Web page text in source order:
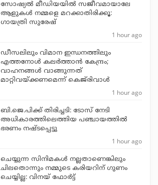
സോഷ്യൽ മീഡിയയിൽ സജീവമായാലേ
ആളുകൾ നമ്മളെ മറക്കാതിരിക്കൂ:
ഗായത്രി സുരേഷ്
1 hour ago
ഡീസലിലും വിമാന ഇന്ധനത്തിലും
എത്തനോള്‍ കലര്‍ത്താന്‍ കേന്ദ്രം;
വാഹനങ്ങള്‍ വാങ്ങുന്നത്
മാറ്റിവയ്ക്കണമെന്ന് കെജ്‌രിവാള്‍
1 hour ago
ബി.ജെ.പിക്ക് തിരിച്ചടി: ടോസ് നേടി
അധികാരത്തിലെത്തിയ പഞ്ചായത്തില്‍
ഭരണം നഷ്ടപ്പെട്ടു
1 hour ago
ചെയ്യുന്ന സിനിമകൾ നല്ലതാണെങ്കിലും
ചിലതൊന്നും നമ്മുടെ കരിയറിന് ഗുണം
ചെയ്യില്ല: വിനയ് ഫോർട്ട്